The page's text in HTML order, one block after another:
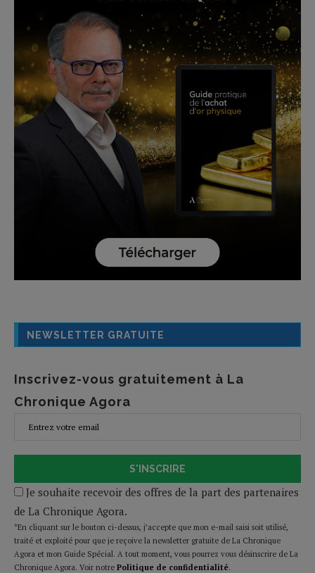
NEWSLETTER GRATUITE
Inscrivez-vous gratuitement à La
Chronique Agora
S'INSCRIRE
Je souhaite recevoir des offres de la part des partenaires
de La Chronique Agora.
*En cliquant sur le bouton ci-dessus, j’accepte que mon e-mail saisi soit utilisé,
traité et exploité pour que je reçoive la newsletter gratuite de La Chronique
Agora et mon Guide Spécial. A tout moment, vous pourrez vous désinscrire de La
Chronique Agora. Voir notre Politique de confidentialité.